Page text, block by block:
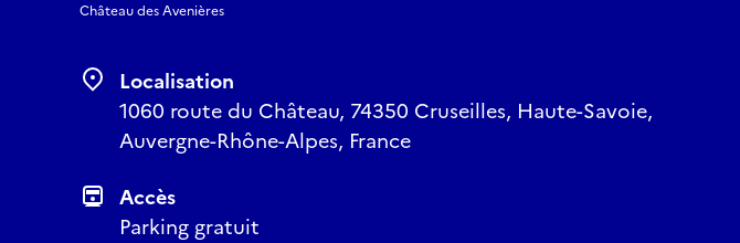
Château des Avenières
Localisation
1060 route du Château, 74350 Cruseilles, Haute-Savoie,
Auvergne-Rhône-Alpes, France
Accès
Parking gratuit